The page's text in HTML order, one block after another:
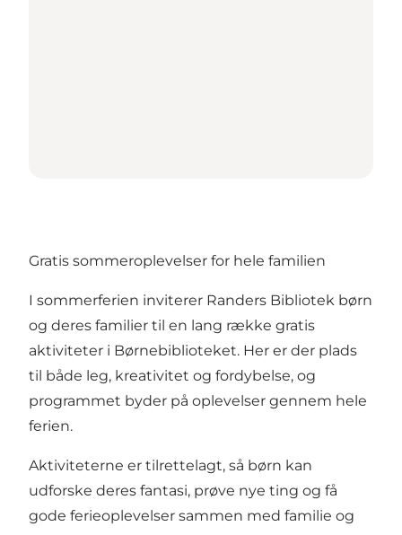
Gratis sommeroplevelser for hele familien
I sommerferien inviterer Randers Bibliotek børn
og deres familier til en lang række gratis
aktiviteter i Børnebiblioteket. Her er der plads
til både leg, kreativitet og fordybelse, og
programmet byder på oplevelser gennem hele
ferien.
Aktiviteterne er tilrettelagt, så børn kan
udforske deres fantasi, prøve nye ting og få
gode ferieoplevelser sammen med familie og